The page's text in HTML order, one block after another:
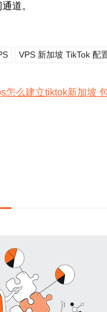
道。
VPS 新加坡 TikTok 配
怎么建立tiktok新加坡